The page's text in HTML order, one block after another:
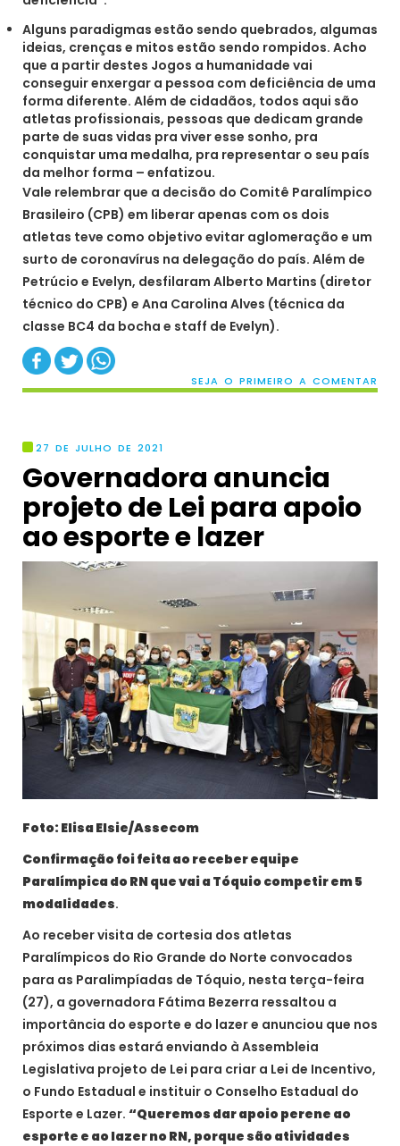
Alguns paradigmas estão sendo quebrados, algumas
ideias, crenças e mitos estão sendo rompidos. Acho
que a partir destes Jogos a humanidade vai
conseguir enxergar a pessoa com deficiência de uma
forma diferente. Além de cidadãos, todos aqui são
atletas profissionais, pessoas que dedicam grande
parte de suas vidas pra viver esse sonho, pra
conquistar uma medalha, pra representar o seu país
da melhor forma – enfatizou.
Vale relembrar que a decisão do Comitê Paralímpico
Brasileiro (CPB) em liberar apenas com os dois
atletas teve como objetivo evitar aglomeração e um
surto de coronavírus na delegação do país. Além de
Petrúcio e Evelyn, desfilaram Alberto Martins (diretor
técnico do CPB) e Ana Carolina Alves (técnica da
classe BC4 da bocha e staff de Evelyn).
SEJA O PRIMEIRO A COMENTAR
27 DE JULHO DE 2021
Governadora anuncia
projeto de Lei para apoio
ao esporte e lazer
Foto: Elisa Elsie/Assecom
Confirmação foi feita ao receber equipe
Paralímpica do RN que vai a Tóquio competir em 5
modalidades.
Ao receber visita de cortesia dos atletas
Paralímpicos do Rio Grande do Norte convocados
para as Paralimpíadas de Tóquio, nesta terça-feira
(27), a governadora Fátima Bezerra ressaltou a
importância do esporte e do lazer e anunciou que nos
próximos dias estará enviando à Assembleia
Legislativa projeto de Lei para criar a Lei de Incentivo,
o Fundo Estadual e instituir o Conselho Estadual do
Esporte e Lazer. “Queremos dar apoio perene ao
esporte e ao lazer no RN, porque são atividades